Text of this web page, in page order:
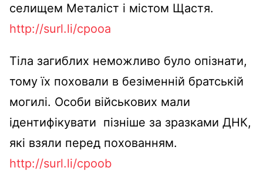
селищем Металіст і містом Щастя.
http://surl.li/cpooa
Тіла загиблих неможливо було опізнати,
тому їх поховали в безіменній братській
могилі. Особи військових мали
ідентифікувати пізніше за зразками ДНК,
які взяли перед похованням.
http://surl.li/cpoob